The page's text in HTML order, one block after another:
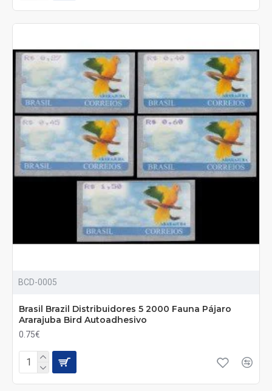
BCD-0005
Brasil Brazil Distribuidores 5 2000 Fauna Pájaro
Ararajuba Bird Autoadhesivo
0.75€